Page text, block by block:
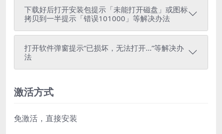
下载好后打开安装包提示「未能打开磁盘」或图标
拷贝到一半提示「错误101000」等解决办法
打开软件弹窗提示“已损坏，无法打开...”等解决办
法
激活方式
免激活，直接安装